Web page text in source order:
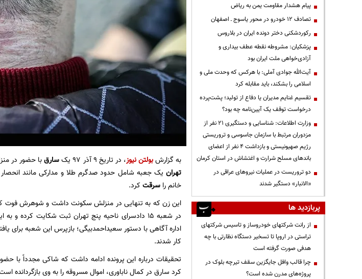
به گزارشبولتن نیوز، در تاریخ 9 آذر 97 یک سارقبا حضور در
تهرانیک جعبه شامل حدود صدگرم طلا و مدارکی مانند
خانم را سرقتکرد.
این زن که به تنهایی در منزلش سکونت داشت و شوهرش فوت
در شعبه 15 دادسرای ناحیه پنج تهران ثبت شکایت کرده و
اداره آگاهی با دستور سعیداحمدبیگی؛ بازپرس این شعبه برای
کار شدند.
تحقیقات درباره این پرونده ادامه داشت که شاکی مجدداً با
کرد سارق در کمال ناباوری، اموال مسروقه را به وی بازگردانده
پیام هشدار مقاومت یمن به ریاض
تصادف ۱۲ خودرو در محور یاسوج ـ اصفهان
رکوردشکنی دختر دونده ایران در بلاروس
پزشکیان: مشروطه نقطه عطف بیداری و
آزادی‌خواهی ملت ایران بود
آیت‌الله جوادی آملی: با هرکس که وحدت ملی و
اسلامی را بشکند، باید مقابله کرد
تقسیم غنایم مدیران یا دفاع از تولید؛ پشت‌پرده
درخواست توقف یک آیین‌نامه چه بود؟
وزارت اطلاعات: شناسایی و دستگیری ۲۱ نفر از
مزدوران مرتبط با سازمان جاسوسی و تروریستی
رژیم صهیونیستی و بازداشت ۴ نفر از اعضای
باندهای مسلح شرارت و اغتشاش در استان کرمان
دو تروریست در عملیات نیروهای عراقی در
«الانبار» دستگیر شدند
پربازدید ها
از رانت‌ شرکتهای خودروساز و تاسیس شرکتهای
تراستی در اروپا تا تسخیر دستگاه نظارتی با چه
هدفی صورت گرفته است
چرا قالب وافل جایگزین سقف تیرچه بلوک در
پروژه‌های مدرن شده است؟